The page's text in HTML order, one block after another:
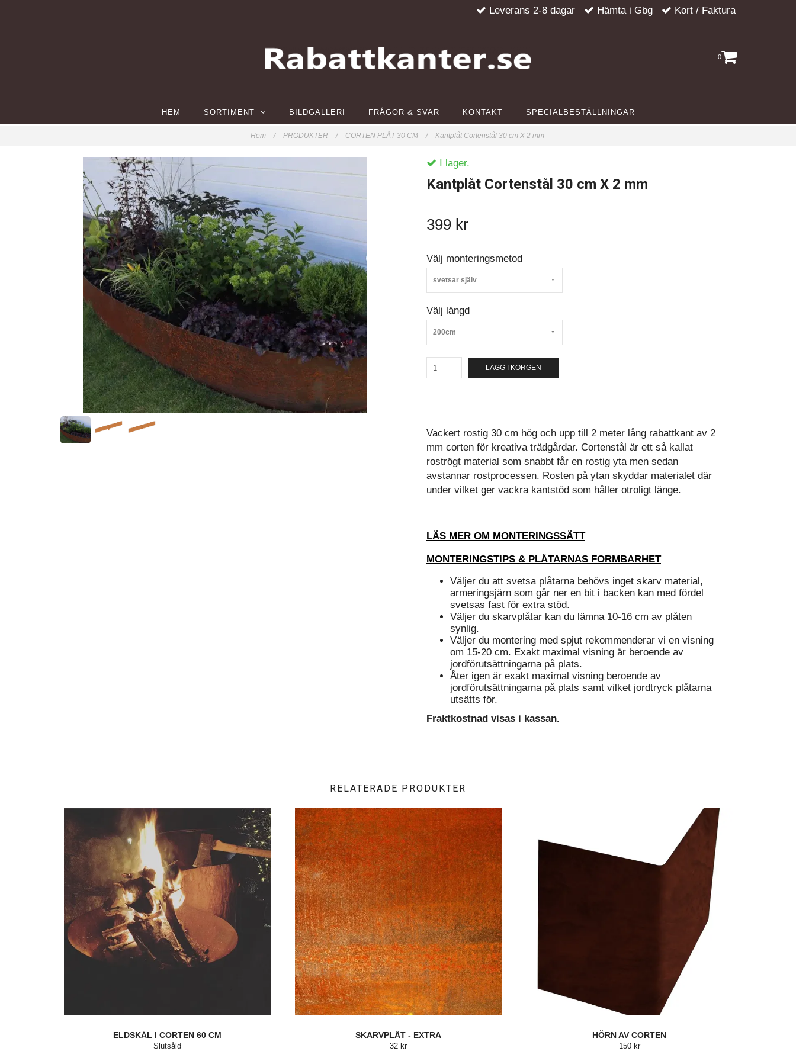
Leverans 2-8 dagar Hämta i Gbg Kort / Faktura
0
HEM SORTIMENT BILDGALLERI FRÅGOR & SVAR KONTAKT SPECIALBESTÄLLNINGAR
Hem / PRODUKTER / CORTEN PLÅT 30 CM / Kantplåt Cortenstål 30 cm X 2 mm
I lager.
Kantplåt Cortenstål 30 cm X 2 mm
399 kr
Välj monteringsmetod
svetsar själv
Välj längd
200cm
LÄGG I KORGEN
Vackert rostig 30 cm hög och upp till 2 meter lång rabattkant av 2
mm corten för kreativa trädgårdar. Cortenstål är ett så kallat
roströgt material som snabbt får en rostig yta men sedan
avstannar rostprocessen. Rosten på ytan skyddar materialet där
under vilket ger vackra kantstöd som håller otroligt länge.
LÄS MER OM MONTERINGSSÄTT
MONTERINGSTIPS & PLÅTARNAS FORMBARHET
Väljer du att svetsa plåtarna behövs inget skarv material,
armeringsjärn som går ner en bit i backen kan med fördel
svetsas fast för extra stöd.
Väljer du skarvplåtar kan du lämna 10-16 cm av plåten
synlig.
Väljer du montering med spjut rekommenderar vi en visning
om 15-20 cm. Exakt maximal visning är beroende av
jordförutsättningarna på plats.
Åter igen är exakt maximal visning beroende av
jordförutsättningarna på plats samt vilket jordtryck plåtarna
utsätts för.
Fraktkostnad visas i kassan.
RELATERADE PRODUKTER
ELDSKÅL I CORTEN 60 CM
Slutsåld
SKARVPLÅT - EXTRA
32 kr
HÖRN AV CORTEN
150 kr